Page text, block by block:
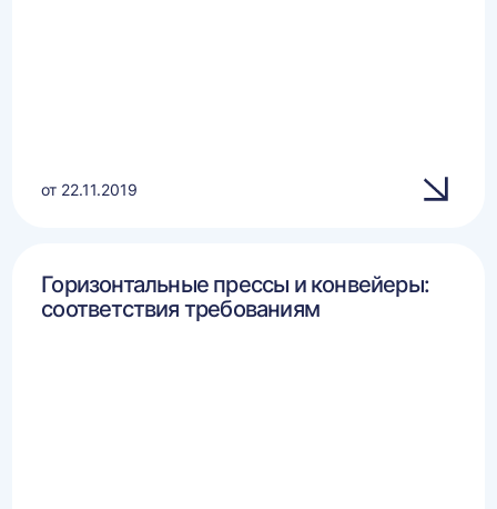
от 22.11.2019
Горизонтальные прессы и конвейеры:
соответствия требованиям